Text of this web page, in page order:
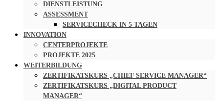
DIENSTLEISTUNG
ASSESSMENT
SERVICECHECK IN 5 TAGEN
INNOVATION
CENTERPROJEKTE
PROJEKTE 2025
WEITERBILDUNG
ZERTIFIKATSKURS „CHIEF SERVICE MANAGER“
ZERTIFIKATSKURS „DIGITAL PRODUCT
MANAGER“